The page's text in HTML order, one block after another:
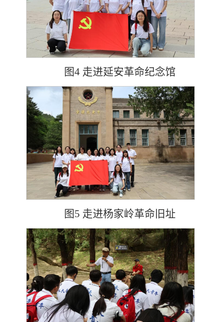
图4 走进延安革命纪念馆
图5 走进杨家岭革命旧址